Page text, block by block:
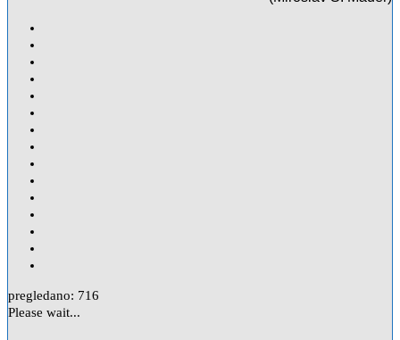
pregledano: 716
Please wait...